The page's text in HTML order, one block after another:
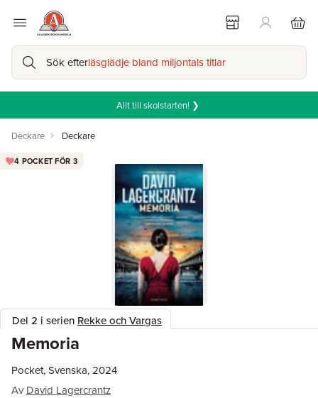
Sök efterläsglädje bland miljontals titlar
Allt till skolstarten! ❯
Deckare Deckare
Del 2 i serien Rekke och Vargas
Memoria
4 POCKET FÖR 3
Pocket, Svenska, 2024
Av David Lagercrantz